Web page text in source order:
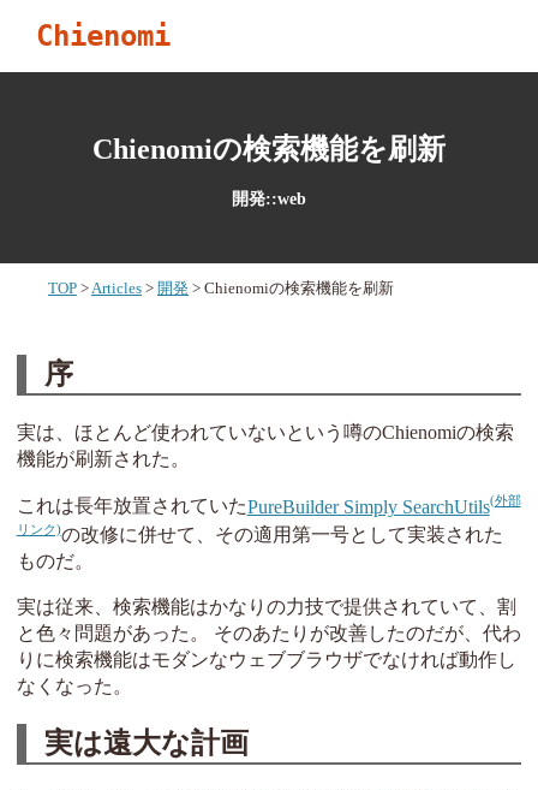
Chienomi
Chienomiの検索機能を刷新
開発::web
TOP Articles 開発 Chienomiの検索機能を刷新
序
実は、ほとんど使われていないという噂のChienomiの検索
機能が刷新された。
これは長年放置されていたPureBuilder Simply SearchUtils
の改修に併せて、その適用第一号として実装された
ものだ。
実は従来、検索機能はかなりの力技で提供されていて、割
と色々問題があった。 そのあたりが改善したのだが、代わ
りに検索機能はモダンなウェブブラウザでなければ動作し
なくなった。
実は遠大な計画